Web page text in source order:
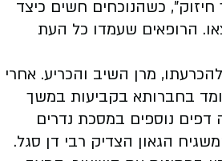
חיזוק", כשהנוכחים חשים כיצד
הרופאים שעמדו כל העת
מרן השיב והכריע. אחרי
בחברותא בקביעות במשך
נוספים במסכת נדרים
הגאון הצדיק רבי דן סגל.